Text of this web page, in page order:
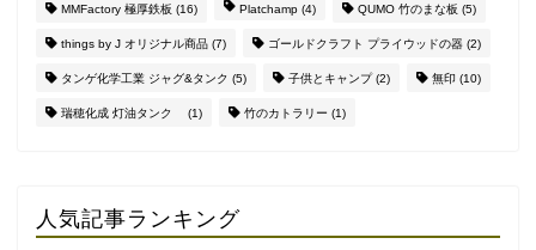
MMFactory 極厚鉄板 (16) Platchamp (4) QUMO 竹のまな板 (5)
things by J オリジナル商品 (7) ゴールドクラフト プライウッドの器 (2)
タンゲ化学工業 ジャグ&タンク (5) 子供とキャンプ(2) 無印 (10)
瑞穂化成 灯油タンク (1) 竹のカトラリー (1)
人気記事ランキング